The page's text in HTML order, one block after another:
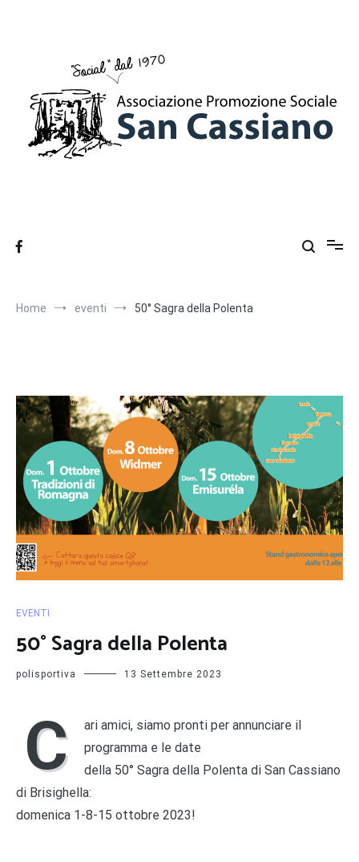
Home eventi 50° Sagra della Polenta
EVENTI
50° Sagra della Polenta
polisportiva 13 Settembre 2023
C
ari amici, siamo pronti per annunciare il
programma e le date
della 50° Sagra della Polenta di San Cassiano
di Brisighella:
domenica 1-8-15 ottobre 2023!